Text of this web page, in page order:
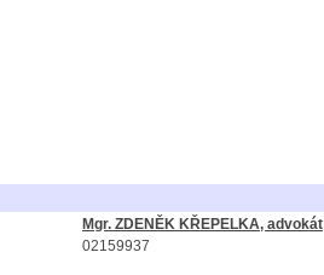
Mgr. ZDENĚK KŘEPELKA, advokát
02159937